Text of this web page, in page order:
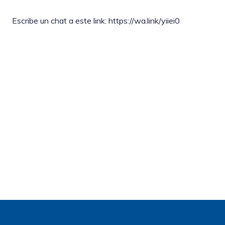
Escribe un chat a este link: https://wa.link/yiiei0